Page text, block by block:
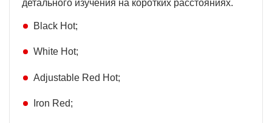
детального изучения на коротких расстояниях.
Black Hot;
White Hot;
Adjustable Red Hot;
Iron Red;